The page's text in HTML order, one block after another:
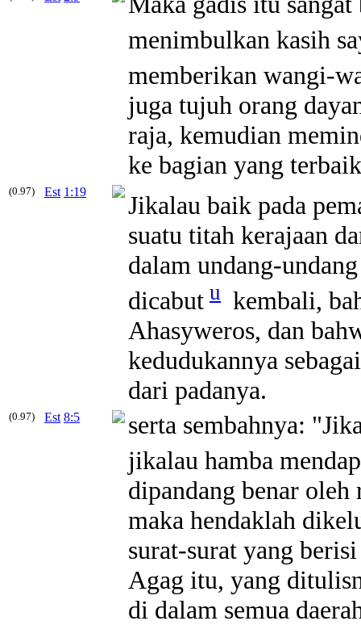
menimbulkan kasih
memberikan wangi-
juga tujuh orang
raja, kemudian
ke bagian yang terbaik
(0.97) Est 1:19 Jikalau baik pada
suatu titah kerajaan
dalam undang-
dicabut u kembali,
Ahasyweros, dan
kedudukannya
dari padanya.
(0.97) Est 8:5
serta sembahnya:
jikalau hamba
dipandang benar oleh
maka hendaklah
surat-surat yang
Agag itu, yang
di dalam semua